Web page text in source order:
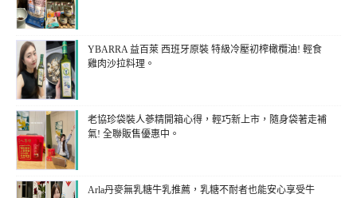
YBARRA 益百萊 西班牙原裝 特級冷壓初榨橄欖油! 輕食
雞肉沙拉料理。
老協珍袋裝人蔘精開箱心得，輕巧新上市，隨身袋著走補
氣! 全聯販售優惠中。
Arla丹麥無乳糖牛乳推薦，乳糖不耐者也能安心享受牛